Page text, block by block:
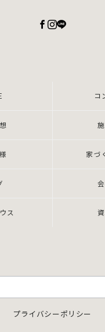
コ
家づ
ス
プライバシーポリシー